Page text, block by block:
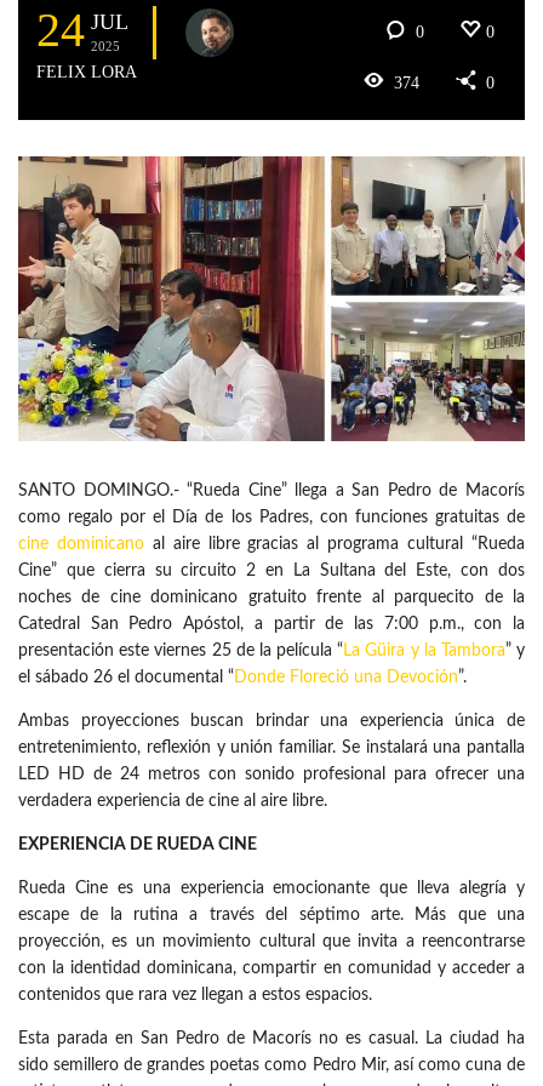
24 JUL
2025
FELIX LORA
0 0
374 0
SANTO DOMINGO.- “Rueda Cine” llega a San Pedro de Macorís
como regalo por el Día de los Padres, con funciones gratuitas de
cine dominicanoal aire libre gracias al programa cultural “Rueda
Cine” que cierra su circuito 2 en La Sultana del Este, con dos
noches de cine dominicano gratuito frente al parquecito de la
Catedral San Pedro Apóstol, a partir de las 7:00 p.m., con la
presentación este viernes 25 de la película “ La Güira y la Tambora” y
el sábado 26 el documental “ Donde Floreció una Devoción”.
Ambas proyecciones buscan brindar una experiencia única de
entretenimiento, reflexión y unión familiar. Se instalará una pantalla
LED HD de 24 metros con sonido profesional para ofrecer una
verdadera experiencia de cine al aire libre.
EXPERIENCIA DE RUEDA CINE
Rueda Cine es una experiencia emocionante que lleva alegría y
escape de la rutina a través del séptimo arte. Más que una
proyección, es un movimiento cultural que invita a reencontrarse
con la identidad dominicana, compartir en comunidad y acceder a
contenidos que rara vez llegan a estos espacios.
Esta parada en San Pedro de Macorís no es casual. La ciudad ha
sido semillero de grandes poetas como Pedro Mir, así como cuna de